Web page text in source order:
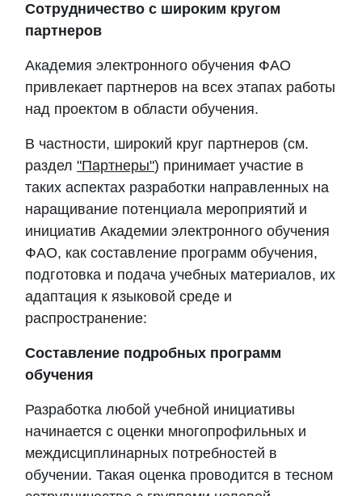
Сотрудничество с широким кругом
партнеров
Академия электронного обучения ФАО
привлекает партнеров на всех этапах работы
над проектом в области обучения.
В частности, широкий круг партнеров (см.
раздел "Партнеры") принимает участие в
таких аспектах разработки направленных на
наращивание потенциала мероприятий и
инициатив Академии электронного обучения
ФАО, как составление программ обучения,
подготовка и подача учебных материалов, их
адаптация к языковой среде и
распространение:
Составление подробных программ
обучения
Разработка любой учебной инициативы
начинается с оценки многопрофильных и
междисциплинарных потребностей в
обучении. Такая оценка проводится в тесном